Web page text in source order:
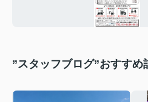
”スタッフブログ”おすすめ